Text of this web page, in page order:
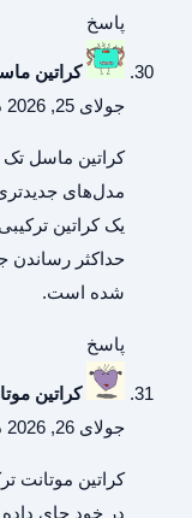
پاسخ
کراتین
جولای 25, 2026 در 10:22 ب.ظ
کراتین ماسل تک
مدل‌های
یک کراتین
حداکثر
شده است.
پاسخ
کراتین
جولای 26, 2026 در 7:30 ق.ظ
کراتین موتانت
در خود جای